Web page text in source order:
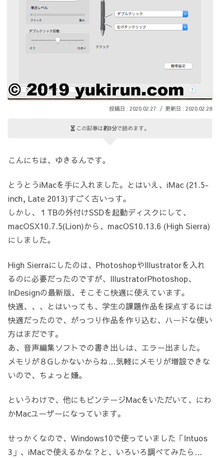
2020.02.27 2020.02.28
この記事は約3分で読めます。
こんにちは、ゆきるんです。
とうとうiMacを手に入れました。とはいえ、iMac (21.5-
inch, Late 2013)すごく古いっす。
しかし、１TBの外付けSSDを起動ディスクにして、
macOSX10.7.5(Lion)から、macOS10.13.6 (High Sierra)
にしました。
High Sierraにしたのは、PhotoshopやIllustratorを入れ
るのに必要だったのですが、IllustratorPhotoshop、
InDesignの最新版、そこそこ快適に使えています。
快適、、、とはいっても、学生の課題作品を採点するには
快適だったので、がっつり作品を作り込む、ハードな使い
方はまだです。
あ、音声編集ソフトでの書き出しは、エラー出ました。
メモリが８Gしかないからね…気軽にメモリが増設できな
いので、ちょっと嫌。
というわけで、他にもビンテージMacをいただいて、にわ
かMacユーザーになっています。
せっかくなので、Windows10で使っていました「Intuos
3」、iMacで使えるかな？と、いろいろ調べてみたら…